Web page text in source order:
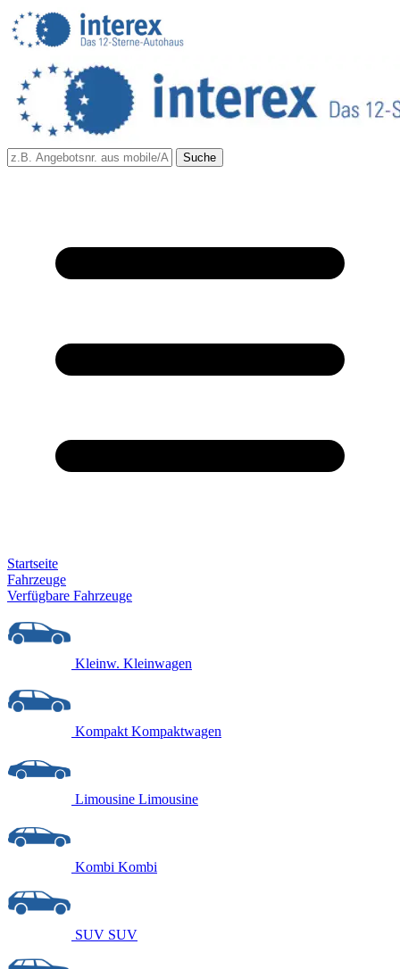
Suche
Startseite
Fahrzeuge
Verfügbare Fahrzeuge
Kleinw. Kleinwagen
Kompakt Kompaktwagen
Limousine Limousine
Kombi Kombi
SUV SUV